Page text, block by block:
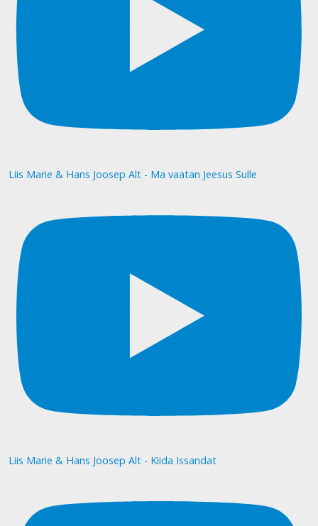
Liis Marie & Hans Joosep Alt - Ma vaatan Jeesus Sulle
Liis Marie & Hans Joosep Alt - Kiida Issandat